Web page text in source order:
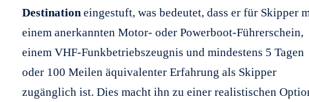
Destinationeingestuft, was bedeutet, dass er für Skipper
einem anerkannten Motor- oder Powerboot-Führerschein,
einem VHF-Funkbetriebszeugnis und mindestens 5 Tagen
oder 100 Meilen äquivalenter Erfahrung als Skipper
zugänglich ist. Dies macht ihn zu einer realistischen